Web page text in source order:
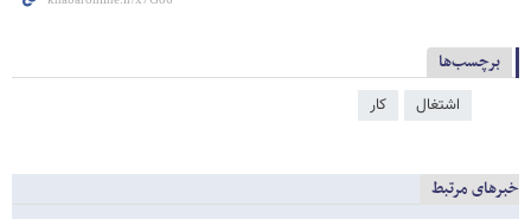
برچسب‌ها
اشتغال کار
خبرهای مرتبط